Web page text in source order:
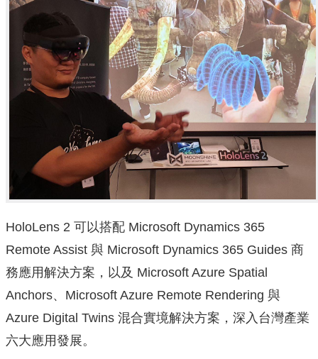
HoloLens 2 可以搭配 Microsoft Dynamics 365
Remote Assist 與 Microsoft Dynamics 365 Guides 商
務應用解決方案，以及 Microsoft Azure Spatial
Anchors、Microsoft Azure Remote Rendering 與
Azure Digital Twins 混合實境解決方案，深入台灣產業
六大應用發展。